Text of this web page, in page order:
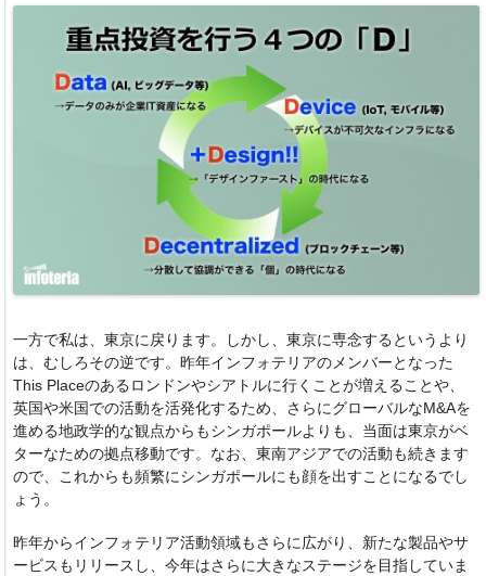
一方で私は、東京に戻ります。しかし、東京に専念するというより
は、むしろその逆です。昨年インフォテリアのメンバーとなった
This Placeのあるロンドンやシアトルに行くことが増えることや、
英国や米国での活動を活発化するため、さらにグローバルなM&Aを
進める地政学的な観点からもシンガポールよりも、当面は東京がベ
ターなための拠点移動です。なお、東南アジアでの活動も続きます
ので、これからも頻繁にシンガポールにも顔を出すことになるでし
ょう。
昨年からインフォテリア活動領域もさらに広がり、新たな製品やサ
ービスもリリースし、今年はさらに大きなステージを目指していま